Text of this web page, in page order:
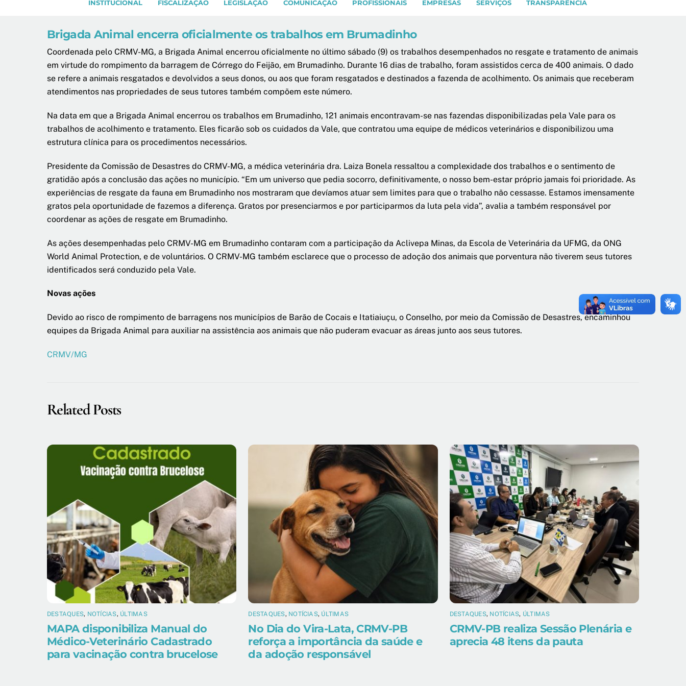
INSTITUCIONAL FISCALIZAÇÃO LEGISLAÇÃO COMUNICAÇÃO PROFISSIONAIS EMPRESAS SERVIÇOS TRANSPARÊNCIA
Brigada Animal encerra oficialmente os trabalhos em Brumadinho
Coordenada pelo CRMV-MG, a Brigada Animal encerrou oficialmente no último sábado (9) os trabalhos desempenhados no resgate e tratamento de animais
em virtude do rompimento da barragem de Córrego do Feijão, em Brumadinho. Durante 16 dias de trabalho, foram assistidos cerca de 400 animais. O dado
se refere a animais resgatados e devolvidos a seus donos, ou aos que foram resgatados e destinados a fazenda de acolhimento. Os animais que receberam
atendimentos nas propriedades de seus tutores também compõem este número.
Na data em que a Brigada Animal encerrou os trabalhos em Brumadinho, 121 animais encontravam-se nas fazendas disponibilizadas pela Vale para os
trabalhos de acolhimento e tratamento. Eles ficarão sob os cuidados da Vale, que contratou uma equipe de médicos veterinários e disponibilizou uma
estrutura clínica para os procedimentos necessários.
Presidente da Comissão de Desastres do CRMV-MG, a médica veterinária dra. Laiza Bonela ressaltou a complexidade dos trabalhos e o sentimento de
gratidão após a conclusão das ações no município. “Em um universo que pedia socorro, definitivamente, o nosso bem-estar próprio jamais foi prioridade. As
experiências de resgate da fauna em Brumadinho nos mostraram que devíamos atuar sem limites para que o trabalho não cessasse. Estamos imensamente
gratos pela oportunidade de fazemos a diferença. Gratos por presenciarmos e por participarmos da luta pela vida”, avalia a também responsável por
coordenar as ações de resgate em Brumadinho.
As ações desempenhadas pelo CRMV-MG em Brumadinho contaram com a participação da Aclivepa Minas, da Escola de Veterinária da UFMG, da ONG
World Animal Protection, e de voluntários. O CRMV-MG também esclarece que o processo de adoção dos animais que porventura não tiverem seus tutores
identificados será conduzido pela Vale.
Novas ações
Devido ao risco de rompimento de barragens nos municípios de Barão de Cocais e Itatiaiuçu, o Conselho, por meio da Comissão de Desastres, encaminhou
equipes da Brigada Animal para auxiliar na assistência aos animais que não puderam evacuar as áreas junto aos seus tutores.
CRMV/MG
Related Posts
DESTAQUES, NOTÍCIAS, ÚLTIMAS
MAPA disponibiliza Manual do
Médico-Veterinário Cadastrado
para vacinação contra brucelose
DESTAQUES, NOTÍCIAS, ÚLTIMAS
No Dia do Vira-Lata, CRMV-PB
reforça a importância da saúde e
da adoção responsável
DESTAQUES, NOTÍCIAS, ÚLTIMAS
CRMV-PB realiza Sessão Plenária e
aprecia 48 itens da pauta